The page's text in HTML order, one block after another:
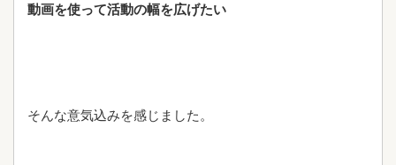
動画を使って活動の幅を広げたい
そんな意気込みを感じました。